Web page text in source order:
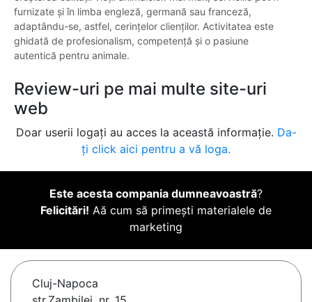
furnizate și în limba engleză, germană sau franceză,
adaptându-se, astfel, cerințelor clienților. Activitatea este
ghidată de profesionalism, competență și o pasiune
autentică pentru animale.
Review-uri pe mai multe site-uri
web
Doar userii logați au acces la această informație. Da-
ți click aici pentru a vă loga.
Este acesta compania dumneavoastră?
Felicitări! Aă cum să primești materialele de
marketing
Cluj-Napoca